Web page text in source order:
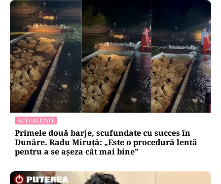
Moody’s menține ratingul României la
Baa3, dar păstrează perspectiva
negativă. Negrescu: România „nu a
câștigat nimic, a evitat o pierdere”
Oficiuldestiri.ro
Atacurile cibernetice expun
vulnerabilitățile statului român: ANP
repetă scenariul e‑Terra. Ce ascund
comunicările oficiale și cine răspunde
pentru mentenanța IT a instituțiilor
publice
Alte Articole Importante